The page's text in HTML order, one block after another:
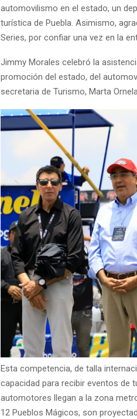
automovilismo en el estado, un
turística de Puebla. Asimismo,
Series, por confiar una vez en la
Jimmy Morales celebró la
promoción del estado, del
secretaria de Turismo, Marta
Esta competencia, de talla
capacidad para recibir eventos de
automotores llegan a la zona
12 Pueblos Mágicos, son